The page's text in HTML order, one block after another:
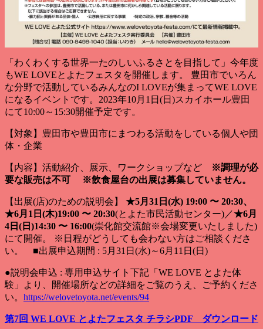
「わくわくする世界一たのしいふるさとを目指して」今年度
もWE LOVEとよたフェスタを開催します。 豊田市でいろん
な分野で活動しているみんなのI LOVEが集まってWE LOVE
になるイベントです。2023年10月1日(日)スカイホール豊田
にて10:00～15:30開催予定です。
【対象】豊田市や豊田市にまつわる活動をしている個人や団
体・企業
【内容】活動紹介、展示、ワークショップなど
※調理が必
要な販売は不可
※飲食屋台の出展は募集していません。
【出展(店)のための説明会】 ★5月31日(水) 19:00 〜 20:30、
★6月1日(木)19:00 〜 20:30(とよた市民活動センター)／★6月
4日(日)14:30 〜 16:00(崇化館交流館※会場変更いたしました)
にて開催。 ※日程がどうしても会わない方はご相談くださ
い。 ■出展申込期間 : 5月31日(水)～6月11日(日)
●説明会申込 : 専用申込サイト下記「WE LOVE とよた体
験」より、開催場所などの詳細をご覧のうえ、ご予約くださ
い。 https://welovetoyota.net/events/94
第7回 WE LOVE とよたフェスタ チラシPDF ダウンロード